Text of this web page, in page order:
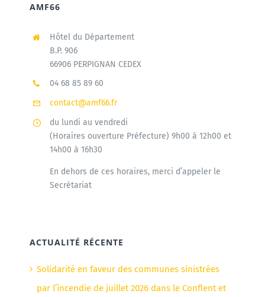
AMF66
Hôtel du Département
B.P. 906
66906 PERPIGNAN CEDEX
04 68 85 89 60
contact@amf66.fr
du lundi au vendredi
(Horaires ouverture Préfecture) 9h00 à 12h00 et
14h00 à 16h30
En dehors de ces horaires, merci d’appeler le
Secrétariat
ACTUALITÉ RÉCENTE
Solidarité en faveur des communes sinistrées
par l’incendie de juillet 2026 dans le Conflent et